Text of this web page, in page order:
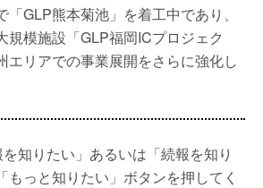
GLP熊本菊池」を着工中であり、
規模施設「GLP福岡ICプロジェク
エリアでの事業展開をさらに強化し
知りたい」あるいは「続報を知り
もっと知りたい」ボタンを押してく